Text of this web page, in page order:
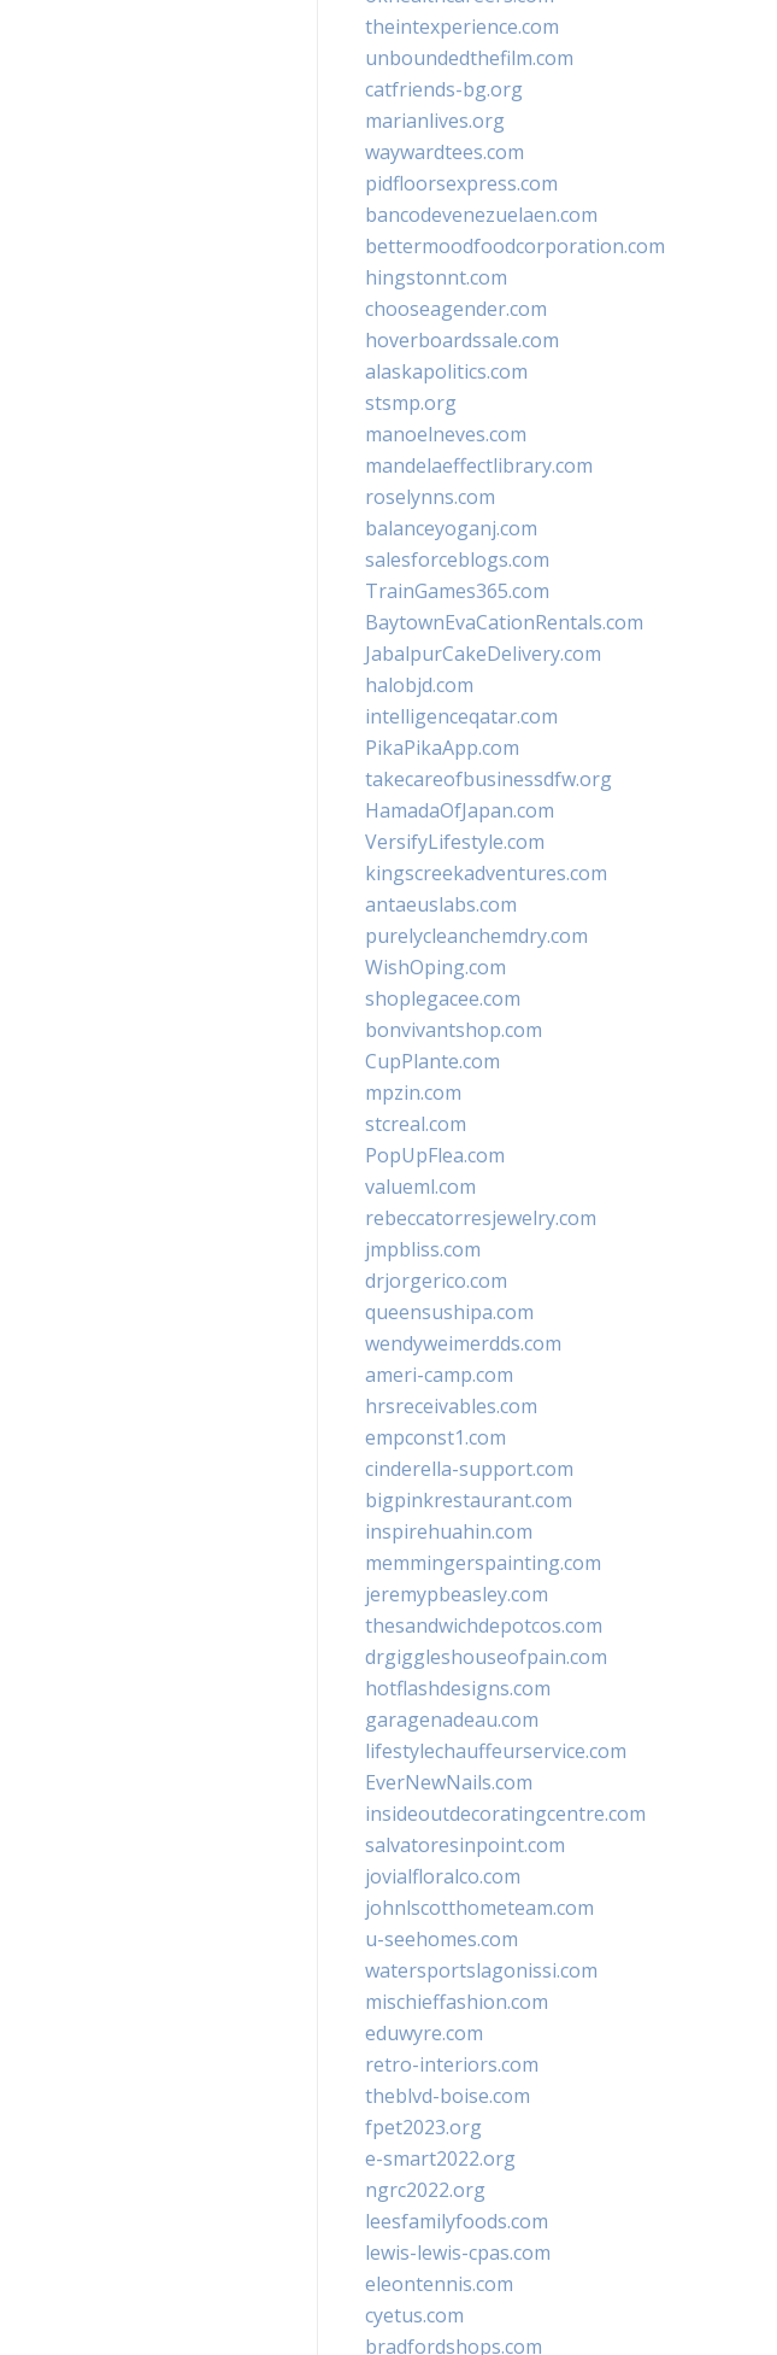
theintexperience.com
unboundedthefilm.com
catfriends-bg.org
marianlives.org
waywardtees.com
pidfloorsexpress.com
bancodevenezuelaen.com
bettermoodfoodcorporation.com
hingstonnt.com
chooseagender.com
hoverboardssale.com
alaskapolitics.com
stsmp.org
manoelneves.com
mandelaeffectlibrary.com
roselynns.com
balanceyoganj.com
salesforceblogs.com
TrainGames365.com
BaytownEvaCationRentals.com
JabalpurCakeDelivery.com
halobjd.com
intelligenceqatar.com
PikaPikaApp.com
takecareofbusinessdfw.org
HamadaOfJapan.com
VersifyLifestyle.com
kingscreekadventures.com
antaeuslabs.com
purelycleanchemdry.com
WishOping.com
shoplegacee.com
bonvivantshop.com
CupPlante.com
mpzin.com
stcreal.com
PopUpFlea.com
valueml.com
rebeccatorresjewelry.com
jmpbliss.com
drjorgerico.com
queensushipa.com
wendyweimerdds.com
ameri-camp.com
hrsreceivables.com
empconst1.com
cinderella-support.com
bigpinkrestaurant.com
inspirehuahin.com
memmingerspainting.com
jeremypbeasley.com
thesandwichdepotcos.com
drgiggleshouseofpain.com
hotflashdesigns.com
garagenadeau.com
lifestylechauffeurservice.com
EverNewNails.com
insideoutdecoratingcentre.com
salvatoresinpoint.com
jovialfloralco.com
johnlscotthometeam.com
u-seehomes.com
watersportslagonissi.com
mischieffashion.com
eduwyre.com
retro-interiors.com
theblvd-boise.com
fpet2023.org
e-smart2022.org
ngrc2022.org
leesfamilyfoods.com
lewis-lewis-cpas.com
eleontennis.com
cyetus.com
bradfordshops.com